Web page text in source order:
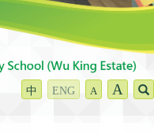
中 ENG A A